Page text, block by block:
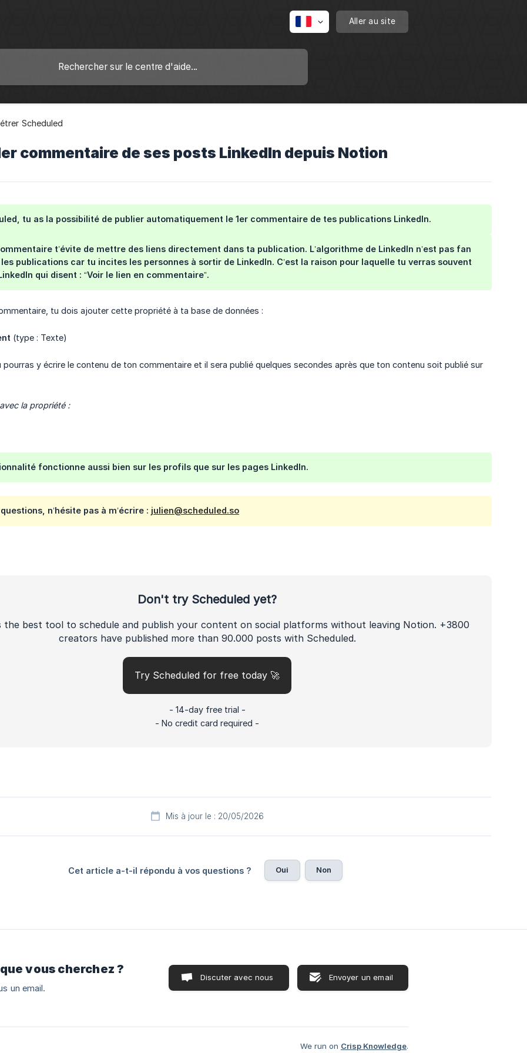
Aller au site
Scheduled
commentaire de ses posts LinkedIn depuis Notion
tu as la possibilité de publier automatiquement le 1er commentaire de tes publications LinkedIn.
t’évite de mettre des liens directement dans ta publication. L’algorithme de LinkedIn n’est pas fan
publications car tu incites les personnes à sortir de LinkedIn. C’est la raison pour laquelle tu verras souvent
qui disent : “Voir le lien en commentaire”.
tu dois ajouter cette propriété à ta base de données :
(type : Texte)
y écrire le contenu de ton commentaire et il sera publié quelques secondes après que ton contenu soit publié sur
la propriété :
fonctionne aussi bien sur les profils que sur les pages LinkedIn.
n’hésite pas à m’écrire : julien@scheduled.so
Don't try Scheduled yet?
the best tool to schedule and publish your content on social platforms without leaving Notion. +3800
creators have published more than 90.000 posts with Scheduled.
Try Scheduled for free today 🚀
- 14-day free trial -
- No credit card required -
Mis à jour le : 20/05/2026
Cet article a-t-il répondu à vos questions ? Oui Non
vous cherchez ?
un email.
Discuter avec nous Envoyer un email
We run on Crisp Knowledge.